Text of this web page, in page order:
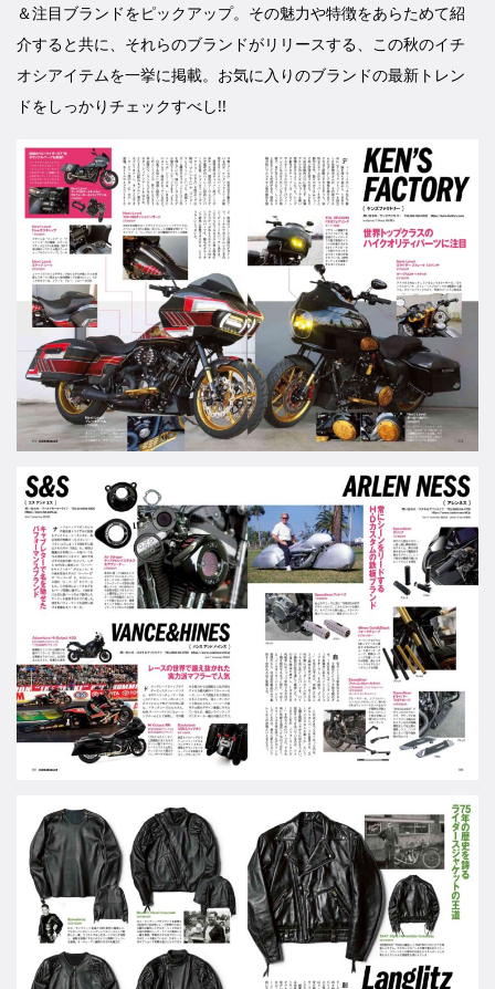
＆注目ブランドをピックアップ。その魅力や特徴をあらためて紹
介すると共に、それらのブランドがリリースする、この秋のイチ
オシアイテムを一挙に掲載。お気に入りのブランドの最新トレン
ドをしっかりチェックすべし!!